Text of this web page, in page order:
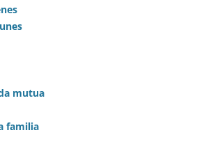
mutua
familia